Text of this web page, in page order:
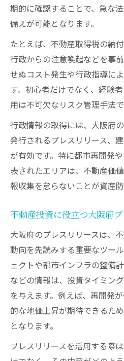
期的に確認することで、急な
備えが可能となります。
たとえば、不動産取得税の納
行政からの注意喚起などを事
せぬコスト発生や行政指導に
す。初心者だけでなく、経験
用は不可欠なリスク管理手法で
行政情報の取得には、大阪府
発行されるプレスリリース、
が有効です。特に都市再開発
表されたエリアは、不動産価
報収集を怠らないことが資産
不動産投資に役立つ大阪府
大阪府のプレスリリースは、
動向を先読みする重要なツー
ェクトや都市インフラの整備
などの情報は、投資タイミン
を与えます。例えば、再開発
的な地価上昇が期待できるた
となります。
プレスリリースを活用する際